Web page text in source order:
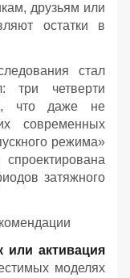
друзьям или
остатки в
стал
три четверти
что даже не
современных
режима»
затяжного
или активация
моделях